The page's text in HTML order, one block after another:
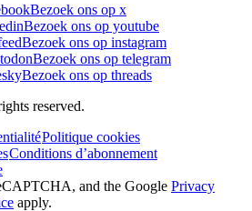
Bezoek ons op x
Bezoek ons op youtube
Bezoek ons op instagram
Bezoek ons op telegram
Bezoek ons op threads
reserved.
Politique cookies
Conditions d’abonnement
and the Google Privacy
apply.